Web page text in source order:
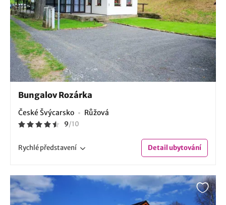
Bungalov Rozárka
České Švýcarsko Růžová
9/10
Rychlépředstavení Detailubytování